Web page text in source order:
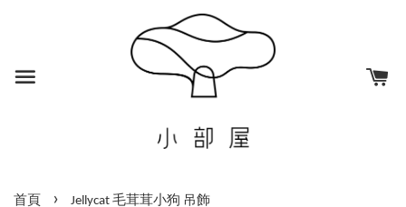
首頁 › Jellycat 毛茸茸小狗 吊飾